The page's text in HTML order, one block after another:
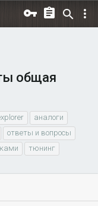
общая
аналоги
ответы и вопросы
тюнинг